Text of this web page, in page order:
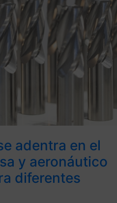
adentra en el
y aeronáutico
diferentes